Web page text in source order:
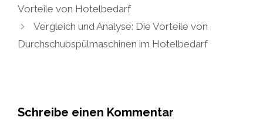
Vorteile von Hotelbedarf
Vergleich und Analyse: Die Vorteile von
Durchschubspülmaschinen im Hotelbedarf
Schreibe einen Kommentar